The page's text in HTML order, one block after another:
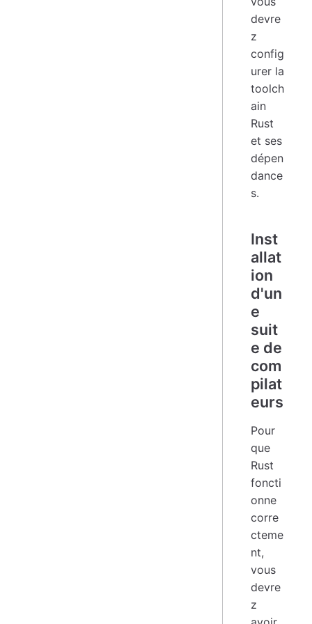
devre
z
config
urer la
toolch
ain
Rust
et ses
dépen
dance
s.
Inst
allat
ion
d'un
e
suit
e de
com
pilat
eurs
Pour
que
Rust
foncti
onne
corre
cteme
nt,
vous
devre
z